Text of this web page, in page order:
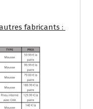
fabricants :